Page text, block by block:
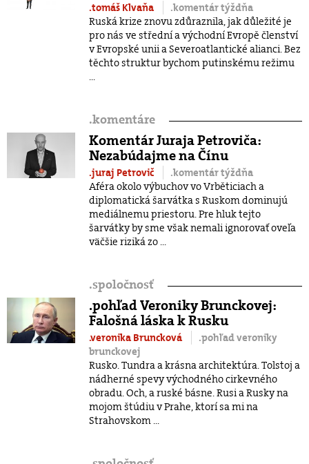
.tomáš Klvaňa
.komentár týždňa
Ruská krize znovu zdůraznila, jak důležité je
pro nás ve střední a východní Evropě členství
v Evropské unii a Severoatlantické alianci. Bez
těchto struktur bychom putinskému režimu
...
.komentáre
Komentár Juraja Petroviča:
Nezabúdajme na Čínu
.juraj Petrovič
.komentár týždňa
Aféra okolo výbuchov vo Vrběticiach a
diplomatická šarvátka s Ruskom dominujú
mediálnemu priestoru. Pre hluk tejto
šarvátky by sme však nemali ignorovať oveľa
väčšie riziká zo ...
.spoločnosť
.pohľad Veroniky Brunckovej:
Falošná láska k Rusku
.veronika Bruncková
.pohľad veroniky
brunckovej
Rusko. Tundra a krásna architektúra. Tolstoj a
nádherné spevy východného cirkevného
obradu. Och, a ruské básne. Rusi a Rusky na
mojom štúdiu v Prahe, ktorí sa mi na
Strahovskom ...